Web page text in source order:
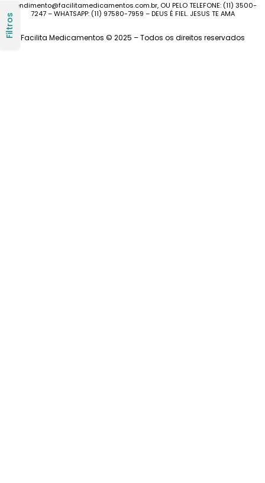
Filtros
atendimento@facilitamedicamentos.com.br, OU PELO TELEFONE: (11) 3500-
7247 – WHATSAPP: (11) 97580-7959 – DEUS É FIEL. JESUS TE AMA
Facilita Medicamentos © 2025 – Todos os direitos reservados